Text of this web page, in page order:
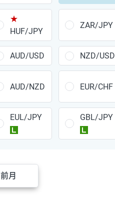
NZD/JPY
CAD/JPY
CHF/JPY
PLN/JPY
HUF/JPY
ZAR/JPY
MXN/JPY
★
HUF/JPY
ZAR/JPY
AUD/USD NZD/USD
AUD/NZD EUR/CHF
EUL/JPY
GBL/JPY
前月